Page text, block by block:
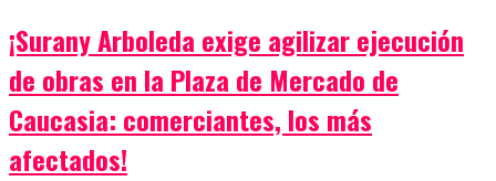
¡Surany Arboleda exige agilizar ejecución
de obras en la Plaza de Mercado de
Caucasia: comerciantes, los más
afectados!